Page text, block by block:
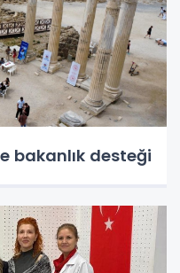
bakanlık desteği